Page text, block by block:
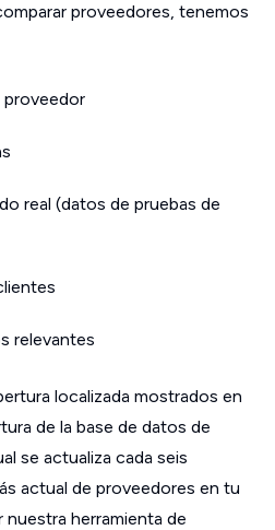
proveedores, tenemos
proveedor
real (datos de pruebas de
relevantes
localizada mostrados en
de la base de datos de
se actualiza cada seis
actual de proveedores en tu
nuestra herramienta de